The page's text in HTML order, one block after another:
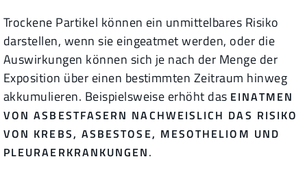
Trockene Partikel können ein unmittelbares Risiko
darstellen, wenn sie eingeatmet werden, oder die
Auswirkungen können sich je nach der Menge der
Exposition über einen bestimmten Zeitraum hinweg
akkumulieren. Beispielsweise erhöht das EINATMEN
VON ASBESTFASERN NACHWEISLICH DAS RISIKO
VON KREBS, ASBESTOSE, MESOTHELIOM UND
PLEURAERKRANKUNGEN.